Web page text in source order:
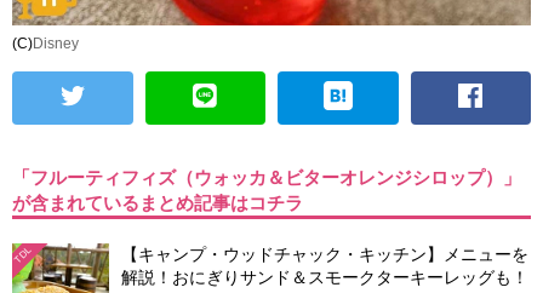
(C)Disney
「フルーティフィズ（ウォッカ＆ビターオレンジシロップ）」
が含まれているまとめ記事はコチラ
TDL
【キャンプ・ウッドチャック・キッチン】メニューを
解説！おにぎりサンド＆スモークターキーレッグも！